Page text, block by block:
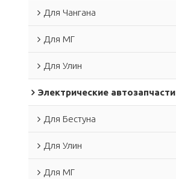
Для Чангана
Для МГ
Для Улин
Электрические автозапчасти
Для Бестуна
Для Улин
Для МГ